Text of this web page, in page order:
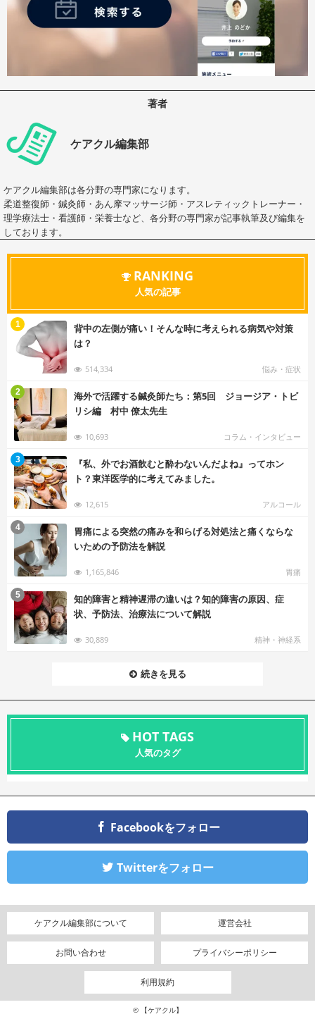
著者
ケアクル編集部
ケアクル編集部は各分野の専門家になります。
柔道整復師・鍼灸師・あん摩マッサージ師・アスレティックトレーナー・
理学療法士・看護師・栄養士など、各分野の専門家が記事執筆及び編集を
しております。
RANKING
人気の記事
背中の左側が痛い！そんな時に考えられる病気や対策
は？
514,334 悩み・症状
1
海外で活躍する鍼灸師たち：第5回 ジョージア・トビ
リシ編 村中 僚太先生
10,693 コラム・インタビュー
2
『私、外でお酒飲むと酔わないんだよね』ってホン
ト？東洋医学的に考えてみました。
12,615 アルコール
3
胃痛による突然の痛みを和らげる対処法と痛くならな
いための予防法を解説
1,165,846 胃痛
4
知的障害と精神遅滞の違いは？知的障害の原因、症
状、予防法、治療法について解説
30,889 精神・神経系
5
続きを見る
HOT TAGS
人気のタグ
Facebookをフォロー
Twitterをフォロー
ケアクル編集部について 運営会社
お問い合わせ プライバシーポリシー
利用規約
© 【ケアクル】